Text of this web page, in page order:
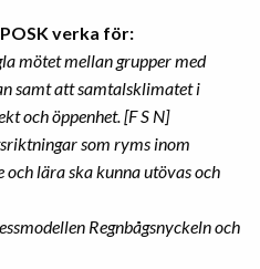
verka för:
mötet mellan grupper med
samt att samtalsklimatet i
och öppenhet. [F S N]
som ryms inom
och lära ska kunna utövas och
Regnbågsnyckeln och